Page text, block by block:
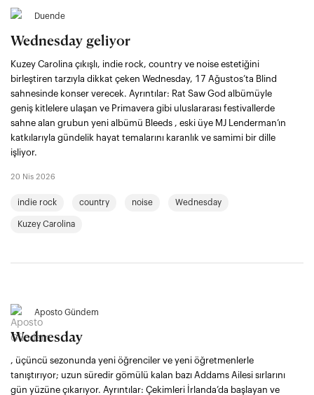
Duende
Wednesday geliyor
Kuzey Carolina çıkışlı, indie rock, country ve noise estetiğini
birleştiren tarzıyla dikkat çeken Wednesday, 17 Ağustos’ta Blind
sahnesinde konser verecek. Ayrıntılar: Rat Saw God albümüyle
geniş kitlelere ulaşan ve Primavera gibi uluslararası festivallerde
sahne alan grubun yeni albümü Bleeds , eski üye MJ Lenderman’ın
katkılarıyla gündelik hayat temalarını karanlık ve samimi bir dille
işliyor.
20 Nis 2026
indie rock country noise Wednesday
Kuzey Carolina
Aposto Gündem
Wednesday
, üçüncü sezonunda yeni öğrenciler ve yeni öğretmenlerle
tanıştırıyor; uzun süredir gömülü kalan bazı Addams Ailesi sırlarını
gün yüzüne çıkarıyor. Ayrıntılar: Çekimleri İrlanda’da başlayan ve